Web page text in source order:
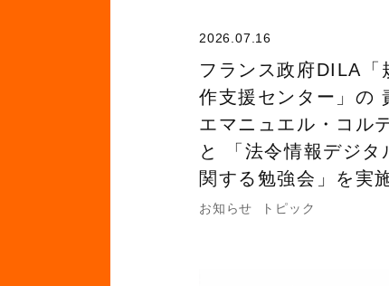
2026.07.16
フランス政府DILA「
作支援センター」の
エマニュエル・コル
と 「法令情報デジタ
関する勉強会」を実
お知らせ トピック